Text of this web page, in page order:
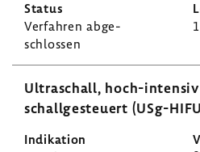
Verfahren abge­
schlossen
Ultra­schall, hoch-​
schall­ge­steuert (USg-​